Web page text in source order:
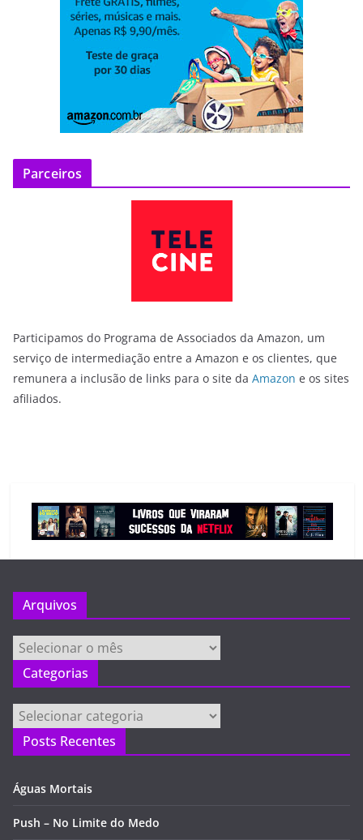
Parceiros
Participamos do Programa de Associados da Amazon, um
serviço de intermediação entre a Amazon e os clientes, que
remunera a inclusão de links para o site da Amazon e os sites
afiliados.
Arquivos
Arquivos
Categorias
Categorias
Posts Recentes
Águas Mortais
Push – No Limite do Medo